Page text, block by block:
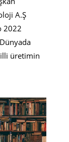
A.Ş
2022
üretimin